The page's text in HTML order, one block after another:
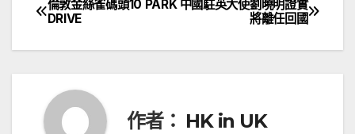
文
章
覽
中國駐英大使劉曉明證實
將離任回國
倫敦金絲雀碼頭10 PARK
DRIVE
作者： HK in UK